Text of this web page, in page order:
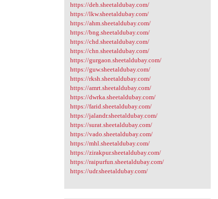
https://deh.sheetaldubay.com/
https://lkw.sheetaldubay.com/
https://ahm.sheetaldubay.com/
https://bng.sheetaldubay.com/
https://chd.sheetaldubay.com/
https://chn.sheetaldubay.com/
https://gurgaon.sheetaldubay.com/
https://guw.sheetaldubay.com/
https://rksh.sheetaldubay.com/
https://amrt.sheetaldubay.com/
https://dwrka.sheetaldubay.com/
https://farid.sheetaldubay.com/
https://jalandr.sheetaldubay.com/
https://surat.sheetaldubay.com/
https://vado.sheetaldubay.com/
https://mhl.sheetaldubay.com/
https://zirakpur.sheetaldubay.com/
https://raipurfun.sheetaldubay.com/
https://udr.sheetaldubay.com/